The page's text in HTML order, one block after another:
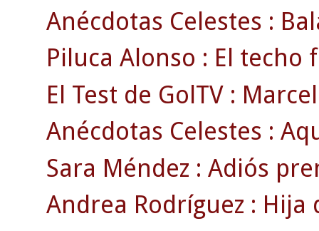
Anécdotas Celestes :
Piluca Alonso : El
El Test de GolTV :
Anécdotas Celestes :
Sara Méndez : Adiós
Andrea Rodríguez : Hija